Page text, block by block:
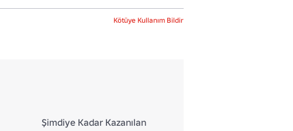
Kötüye Kullanım Bildir
Şimdiye Kadar Kazanılan